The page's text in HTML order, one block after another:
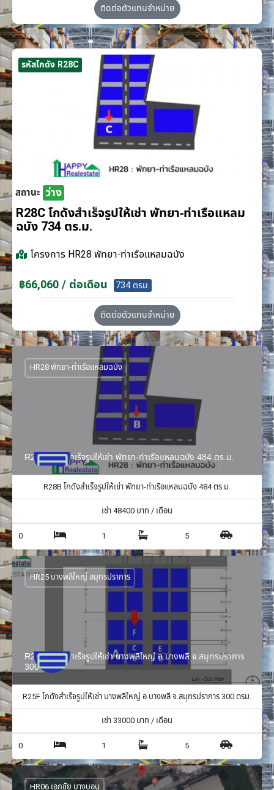
ติดต่อตัวแทนจำหน่าย
รหัสโกดัง R28C
สถานะ ว่าง
R28C โกดังสำเร็จรูปให้เช่า พัทยา-ท่าเรือแหลม
ฉบัง 734 ตร.ม.
โครงการ HR28 พัทยา-ท่าเรือแหลมฉบัง
฿66,060 / ต่อเดือน 734 ตรม.
ติดต่อตัวแทนจำหน่าย
R28B โกดังสำเร็จรูปให้เช่า พัทยา-ท่าเรือแหลมฉบัง 484 ตร.ม.
HR28 พัทยา-ท่าเรือแหลมฉบัง
R28B โกดังสำเร็จรูปให้เช่า พัทยา-ท่าเรือแหลมฉบัง 484 ตร.ม.
เช่า48400 บาท / เดือน
0 1 5
R25F โกดังสำเร็จรูปให้เช่า บางพลีใหญ่ อ.บางพลี จ.สมุทรปราการ
300 ตรม.
HR25 บางพลีใหญ่ สมุทรปราการ
R25F โกดังสำเร็จรูปให้เช่า บางพลีใหญ่ อ.บางพลี จ.สมุทรปราการ 300 ตรม.
เช่า 33000 บาท / เดือน
0 1 5
HR06 เอกชัย บางบอน